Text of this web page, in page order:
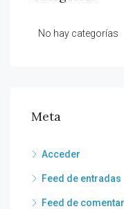
No hay categorías
Meta
Acceder
Feed de entradas
Feed de